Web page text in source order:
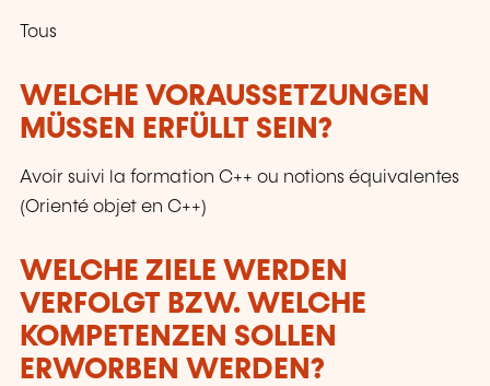
Tous
WELCHE VORAUSSETZUNGEN
MÜSSEN ERFÜLLT SEIN?
Avoir suivi la formation C++ ou notions équivalentes
(Orienté objet en C++)
WELCHE ZIELE WERDEN
VERFOLGT BZW. WELCHE
KOMPETENZEN SOLLEN
ERWORBEN WERDEN?